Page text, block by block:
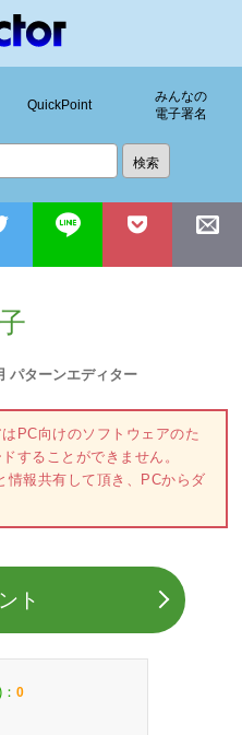
QuickPoint
みんなの
電子署名
パターンエディター
PC向けのソフトウェアのた
することができません。
情報共有して頂き、PCからダ
ト
0